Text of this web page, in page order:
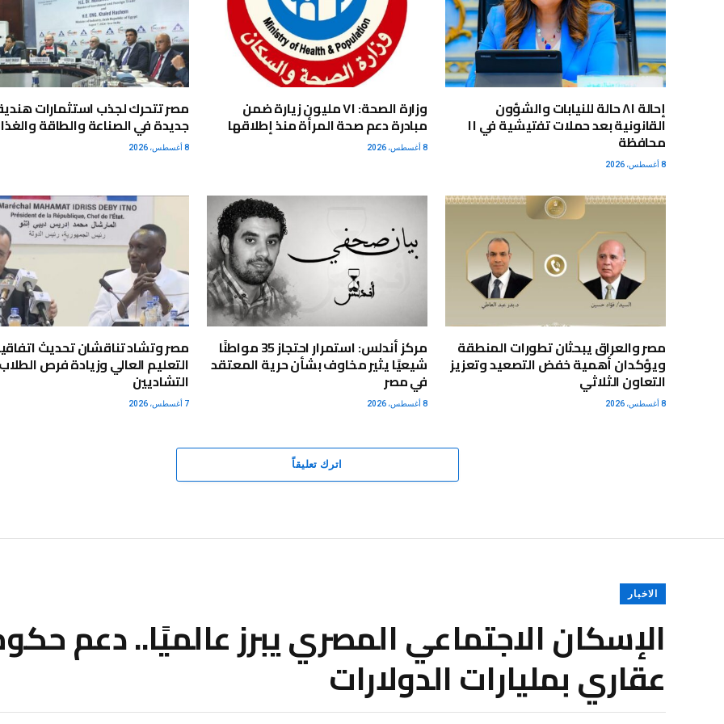
إحالة ٨١ حالة للنيابات والشؤون
القانونية بعد حملات تفتيشية في ١١
محافظة
8 أغسطس، 2026
وزارة الصحة: ٧١ مليون زيارة ضمن
مبادرة دعم صحة المرأة منذ إطلاقها
8 أغسطس، 2026
مصر تتحرك لجذب استثمارات
جديدة في الصناعة والطاقة
8 أغسطس، 2026
مصر والعراق يبحثان تطورات المنطقة
ويؤكدان أهمية خفض التصعيد وتعزيز
التعاون الثلاثي
8 أغسطس، 2026
مركز أندلس: استمرار احتجاز 35 مواطنًا
شيعيًا يثير مخاوف بشأن حرية المعتقد
في مصر
8 أغسطس، 2026
مصر وتشاد تناقشان تحديث
التعليم العالي وزيادة فرص
التشاديين
7 أغسطس، 2026
اترك تعليقاً
الاخبار
الإسكان الاجتماعي المصري يبرز عالميًا.. دعم
عقاري بمليارات الدولارات